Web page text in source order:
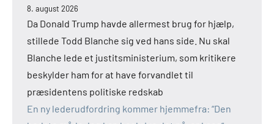
8. august 2026
Da Donald Trump havde allermest brug for hjælp,
stillede Todd Blanche sig ved hans side. Nu skal
Blanche lede et justitsministerium, som kritikere
beskylder ham for at have forvandlet til
præsidentens politiske redskab
En ny lederudfordring kommer hjemmefra: “Den